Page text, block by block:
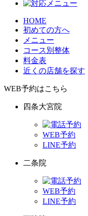
HOME
初めての方へ
メニュー
コース別整体
料金表
近くの店舗を探す
WEB予約はこちら
四条大宮院
WEB予約
LINE予約
二条院
WEB予約
LINE予約